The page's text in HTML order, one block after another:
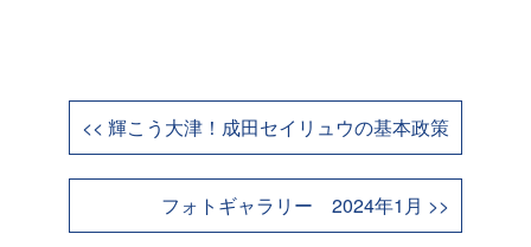
<< 輝こう大津！成田セイリュウの基本政策
フォトギャラリー 2024年1月 >>